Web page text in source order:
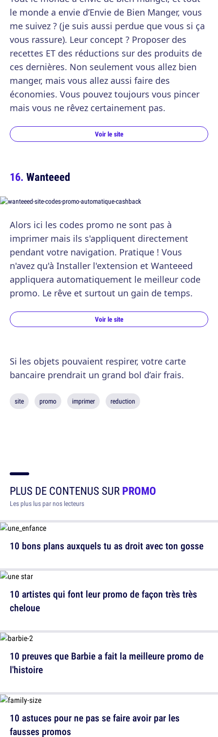
le monde a envie d’Envie de Bien Manger, vous
me suivez ? (je suis aussi perdue que vous si ça
vous rassure). Leur concept ? Proposer des
recettes ET des réductions sur des produits de
ces dernières. Non seulement vous allez bien
manger, mais vous allez aussi faire des
économies. Vous pouvez toujours vous pincer
mais vous ne rêvez certainement pas.
Voir le site
Wanteeed
Alors ici les codes promo ne sont pas à
imprimer mais ils s'appliquent directement
pendant votre navigation. Pratique ! Vous
n'avez qu'à Installer l'extension et Wanteeed
appliquera automatiquement le meilleur code
promo. Le rêve et surtout un gain de temps.
Voir le site
Si les objets pouvaient respirer, votre carte
bancaire prendrait un grand bol d’air frais.
site promo imprimer reduction
PLUS DE CONTENUS SURPROMO
Les plus lus par nos lecteurs
10 bons plans auxquels tu as droit avec ton gosse
10 preuves que Barbie a fait la meilleure promo de
l'histoire
10 astuces pour ne pas se faire avoir par les
fausses promos
10 artistes qui font leur promo de façon très très
cheloue